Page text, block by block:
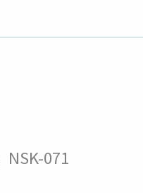
NSK-071